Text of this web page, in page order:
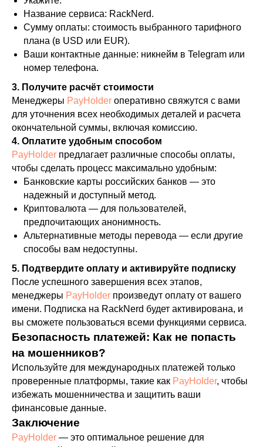
Название сервиса: RackNerd.
Сумму оплаты: стоимость выбранного тарифного
плана (в USD или EUR).
Ваши контактные данные: никнейм в Telegram или
номер телефона.
3. Получите расчёт стоимости
Менеджеры PayHolder оперативно свяжутся с вами
для уточнения всех необходимых деталей и расчета
окончательной суммы, включая комиссию.
4. Оплатите удобным способом
PayHolder предлагает различные способы оплаты,
чтобы сделать процесс максимально удобным:
Банковские карты российских банков — это
надежный и доступный метод.
Криптовалюта — для пользователей,
предпочитающих анонимность.
Альтернативные методы перевода — если другие
способы вам недоступны.
5. Подтвердите оплату и активируйте подписку
После успешного завершения всех этапов,
менеджеры PayHolder произведут оплату от вашего
имени. Подписка на RackNerd будет активирована, и
вы сможете пользоваться всеми функциями сервиса.
Безопасность платежей: Как не попасть
на мошенников?
Используйте для международных платежей только
проверенные платформы, такие как PayHolder, чтобы
избежать мошенничества и защитить ваши
финансовые данные.
Заключение
PayHolder — это оптимальное решение для